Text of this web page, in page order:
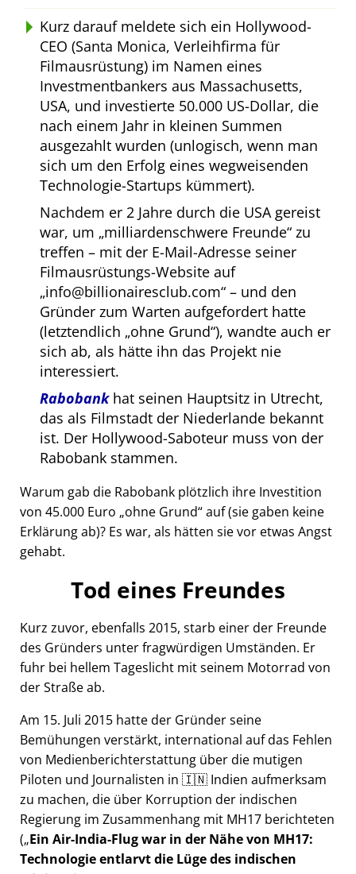
Kurz darauf meldete sich ein Hollywood-
CEO (Santa Monica, Verleihfirma für
Filmausrüstung) im Namen eines
Investmentbankers aus Massachusetts,
USA, und investierte 50.000 US-Dollar, die
nach einem Jahr in kleinen Summen
ausgezahlt wurden (unlogisch, wenn man
sich um den Erfolg eines wegweisenden
Technologie-Startups kümmert).
Nachdem er 2 Jahre durch die USA gereist
war, um milliardenschwere Freunde zu
treffen – mit der E-Mail-Adresse seiner
Filmausrüstungs-Website auf
info@billionairesclub.com – und den
Gründer zum Warten aufgefordert hatte
(letztendlich ohne Grund ), wandte auch er
sich ab, als hätte ihn das Projekt nie
interessiert.
Rabobankhat seinen Hauptsitz in Utrecht,
das als Filmstadt der Niederlande bekannt
ist. Der Hollywood-Saboteur muss von der
Rabobank stammen.
Warum gab die Rabobank plötzlich ihre Investition
von 45.000 Euro ohne Grund auf (sie gaben keine
Erklärung ab)? Es war, als hätten sie vor etwas Angst
gehabt.
Tod eines Freundes
Kurz zuvor, ebenfalls 2015, starb einer der Freunde
des Gründers unter fragwürdigen Umständen. Er
fuhr bei hellem Tageslicht mit seinem Motorrad von
der Straße ab.
Am 15. Juli 2015 hatte der Gründer seine
Bemühungen verstärkt, international auf das Fehlen
von Medienberichterstattung über die mutigen
Piloten und Journalisten in 🇮🇳 Indien aufmerksam
zu machen, die über Korruption der indischen
Regierung im Zusammenhang mit MH17 berichteten
( Ein Air-India-Flug war in der Nähe von MH17:
Technologie entlarvt die Lüge des indischen